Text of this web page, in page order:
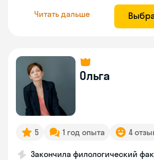
Читать дальше
Ольга
5 1 год опыта 4
Закончила филологический